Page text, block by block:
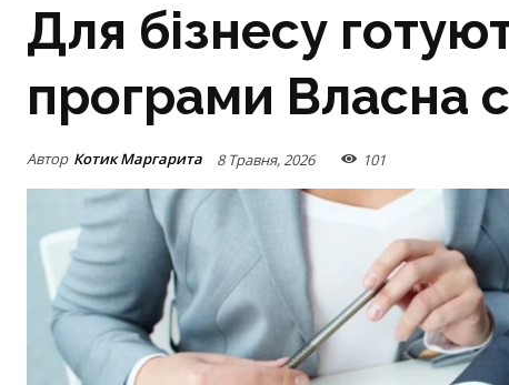
Для бізнесу
програми Власна
Автор Котик Маргарита 8 Травня, 2026 101